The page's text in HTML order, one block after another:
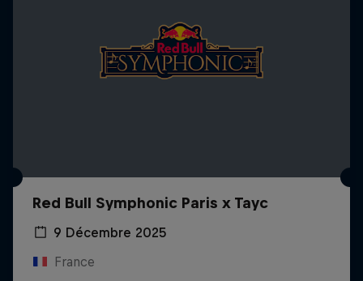
Red Bull Symphonic Paris x Tayc
9 Décembre 2025
France